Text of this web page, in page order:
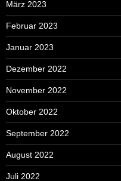
März 2023
Februar 2023
Januar 2023
Dezember 2022
November 2022
Oktober 2022
September 2022
August 2022
Juli 2022